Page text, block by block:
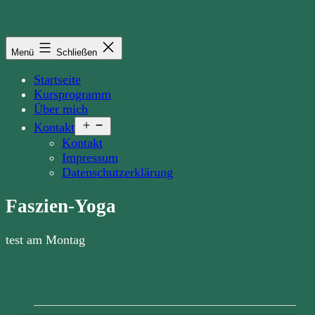
springen
Menü Schließen
Startseite
Kursprogramm
Über mich
Kontakt
öffnen
Kontakt
Impressum
Datenschutzerklärung
Faszien-Yoga
test am Montag